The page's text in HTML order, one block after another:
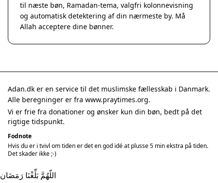
til næste bøn, Ramadan-tema, valgfri kolonnevisning
og automatisk detektering af din nærmeste by. Må
Allah acceptere dine bønner.
Adan.dk er en service til det muslimske fællesskab i Danmark.
Alle beregninger er fra www.praytimes.org.
Vi er frie fra donationer og ønsker kun din bøn, bedt på det
rigtige tidspunkt.
Fodnote
Hvis du er i tvivl om tiden er det en god idé at plusse 5 min ekstra på tiden.
Det skader ikke ;-)
اللّهُمَّ بَلِّغْنَا رَمَضَان